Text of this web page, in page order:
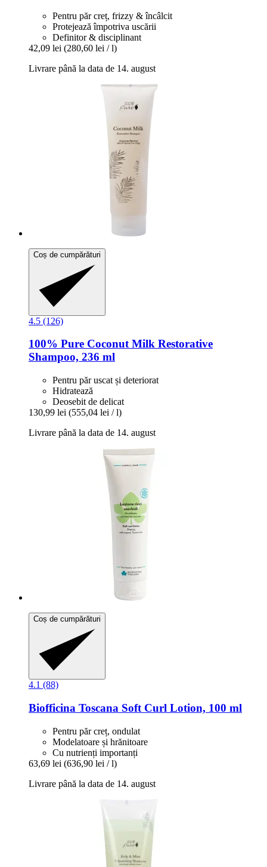
Pentru păr creț, frizzy & încâlcit
Protejează împotriva uscării
Definitor & disciplinant
42,09 lei (280,60 lei / l)
Livrare până la data de 14. august
Coș de cumpărături
4.5 (126)
100% Pure Coconut Milk Restorative
Shampoo, 236 ml
Pentru păr uscat și deteriorat
Hidratează
Deosebit de delicat
130,99 lei (555,04 lei / l)
Livrare până la data de 14. august
Coș de cumpărături
4.1 (88)
Biofficina Toscana Soft Curl Lotion, 100 ml
Pentru păr creț, ondulat
Modelatoare și hrănitoare
Cu nutrienți importanți
63,69 lei (636,90 lei / l)
Livrare până la data de 14. august